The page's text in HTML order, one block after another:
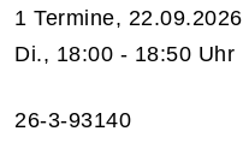
1 Termine, 22.09.2026
Di., 18:00 - 18:50 Uhr
26-3-93140